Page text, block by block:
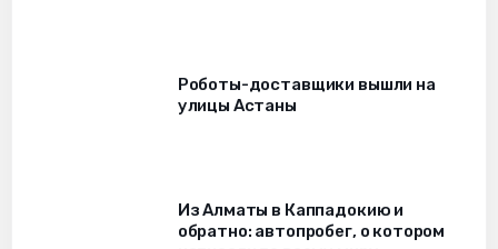
Роботы-доставщики вышли на
улицы Астаны
Из Алматы в Каппадокию и
обратно: автопробег, о котором